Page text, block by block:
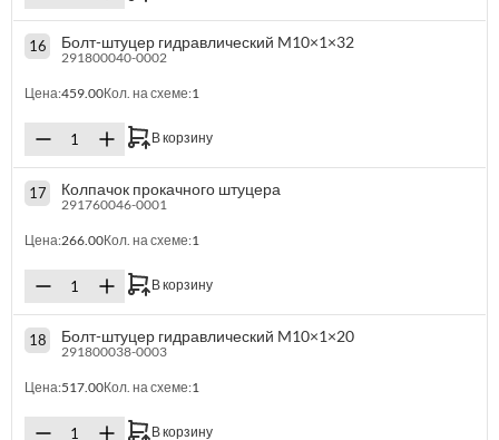
16 Болт-штуцер гидравлический M10×1×32
291800040-0002
Цена:459.00Кол. на схеме:1
В корзину
17 Колпачок прокачного штуцера
291760046-0001
Цена:266.00Кол. на схеме:1
В корзину
18 Болт-штуцер гидравлический M10×1×20
291800038-0003
Цена:517.00Кол. на схеме:1
В корзину